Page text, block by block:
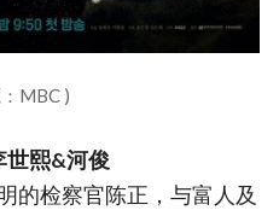
：MBC )
世熙&河俊
的检察官陈正，与富人及